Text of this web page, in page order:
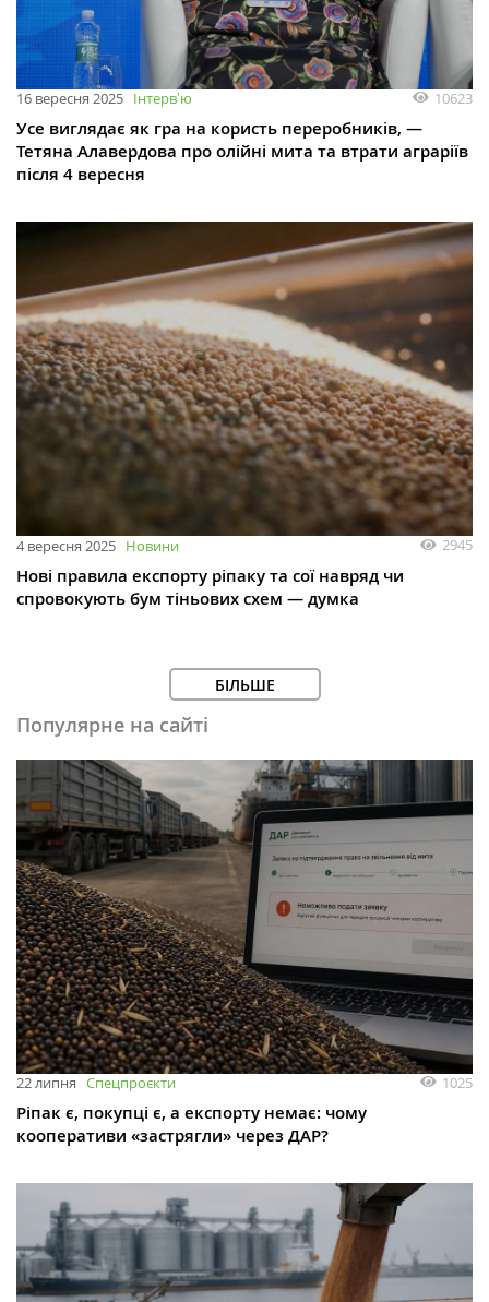
16 вересня 2025 Інтервʼю 10623
Усе виглядає як гра на користь переробників, —
Тетяна Алавердова про олійні мита та втрати аграріїв
після 4 вересня
4 вересня 2025 Новини 2945
Нові правила експорту ріпаку та сої навряд чи
спровокують бум тіньових схем — думка
БІЛЬШЕ
Популярне на сайті
22 липня Спецпроєкти 1025
Ріпак є, покупці є, а експорту немає: чому
кооперативи «застрягли» через ДАР?